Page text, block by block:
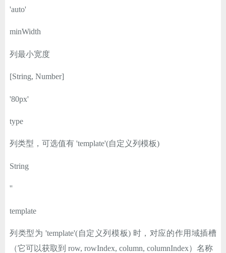
'auto'
minWidth
列最小宽度
[String, Number]
'80px'
type
列类型，可选值有 'template'(自定义列模板)
String
''
template
列类型为 'template'(自定义列模板) 时，对应的作用域插槽
（它可以获取到 row, rowIndex, column, columnIndex）名称